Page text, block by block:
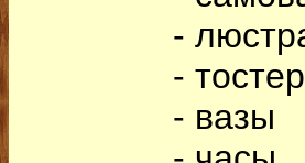
-
- тостер
- вазы